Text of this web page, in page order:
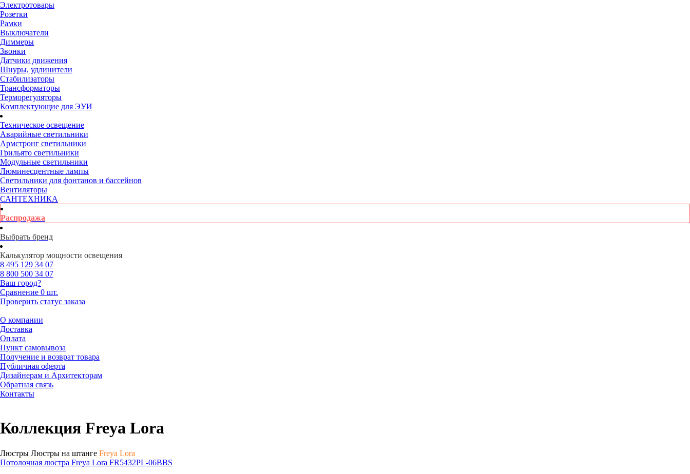
Электротовары
Розетки
Рамки
Выключатели
Диммеры
Звонки
Датчики движения
Шнуры, удлинители
Стабилизаторы
Трансформаторы
Терморегуляторы
Комплектующие для ЭУИ
Техническое освещение
Аварийные светильники
Армстронг светильники
Грильято светильники
Модульные светильники
Люминесцентные лампы
Светильники для фонтанов и бассейнов
Вентиляторы
САНТЕХНИКА
Распродажа
Выбрать бренд
Калькулятор мощности освещения
8 495 129 34 07
8 800 500 34 07
Ваш город?
Сравнение 0 шт.
Проверить статус заказа
О компании
Доставка
Оплата
Пункт самовывоза
Получение и возврат товара
Публичная оферта
Дизайнерам и Архитекторам
Обратная связь
Контакты
Коллекция Freya Lora
Люстры Люстры на штанге Freya Lora
Потолочная люстра Freya Lora FR5432PL-06BBS